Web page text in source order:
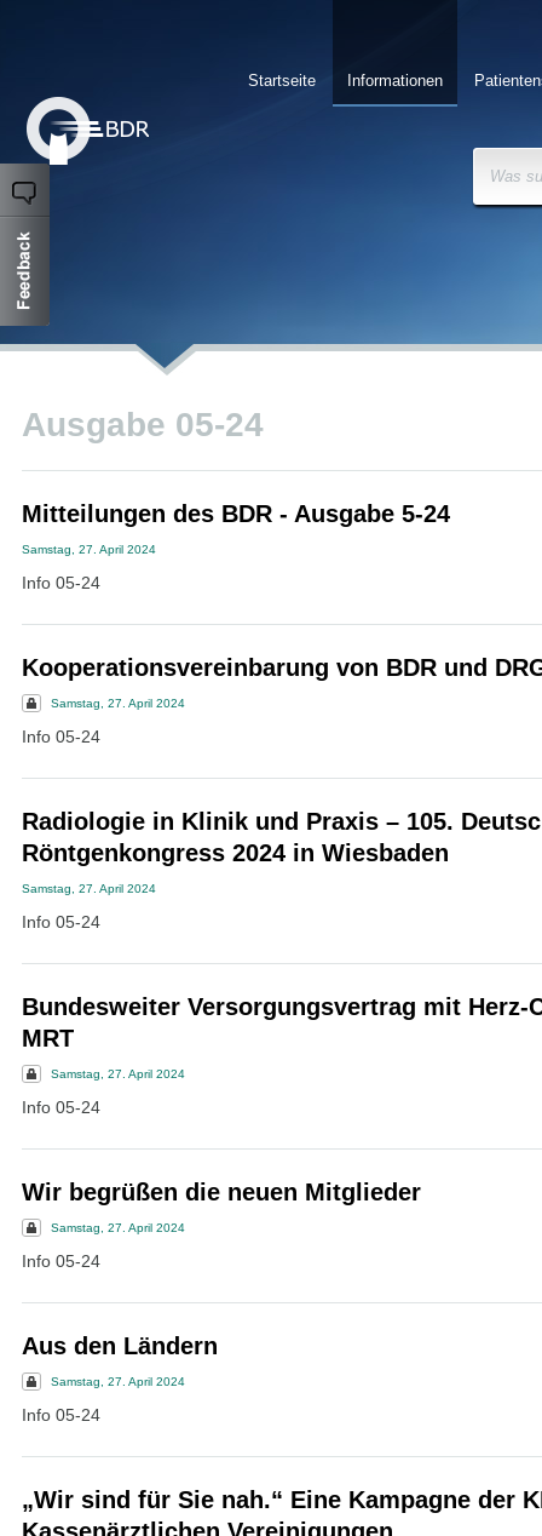
Informationen
Startseite
Was
Ausgabe 05-24
Mitteilungen des BDR - Ausgabe 5-24
Samstag, 27. April 2024
Info 05-24
Kooperationsvereinbarung von BDR und
Samstag, 27. April 2024
Info 05-24
Radiologie in Klinik und Praxis – 105.
Röntgenkongress 2024 in Wiesbaden
Samstag, 27. April 2024
Info 05-24
Bundesweiter Versorgungsvertrag mit Herz-
MRT
Samstag, 27. April 2024
Info 05-24
Wir begrüßen die neuen Mitglieder
Samstag, 27. April 2024
Info 05-24
Aus den Ländern
Samstag, 27. April 2024
Info 05-24
„Wir sind für Sie nah.“ Eine Kampagne der